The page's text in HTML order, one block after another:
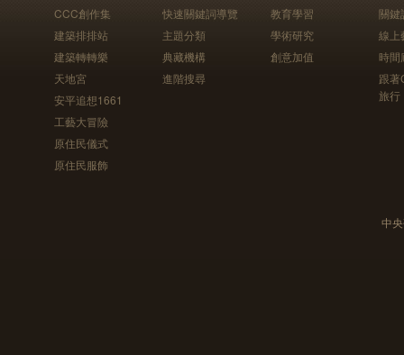
CCC創作集
建築排排站
建築轉轉樂
天地宮
安平追想1661
工藝大冒險
原住民儀式
原住民服飾
快速關鍵詞導覽
主題分類
典藏機構
進階搜尋
教育學習
學術研究
創意加值
關鍵
線上
時間
跟
旅行
中